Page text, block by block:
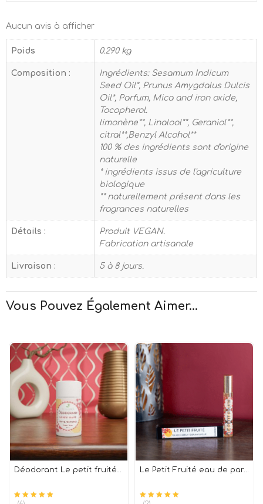
Aucun avis à afficher
Poids 0.290 kg
Composition :
Ingrédients: Sesamum Indicum
Seed Oil*, Prunus Amygdalus Dulcis
Oil*, Parfum, Mica and iron oxide,
Tocopherol.
limonène**, Linalool**, Geraniol**,
citral**,Benzyl Alcohol**
100 % des ingrédients sont d'origine
naturelle
* ingrédients issus de l'agriculture
biologique
** naturellement présent dans les
fragrances naturelles
Détails :
Produit VEGAN.
Fabrication artisanale
Livraison : 5 à 8 jours.
Vous Pouvez Également Aimer...
Déodorant Le petit fruité 100% naturel Le Petit Fruité eau de parfum 100% naturelle 15 ml